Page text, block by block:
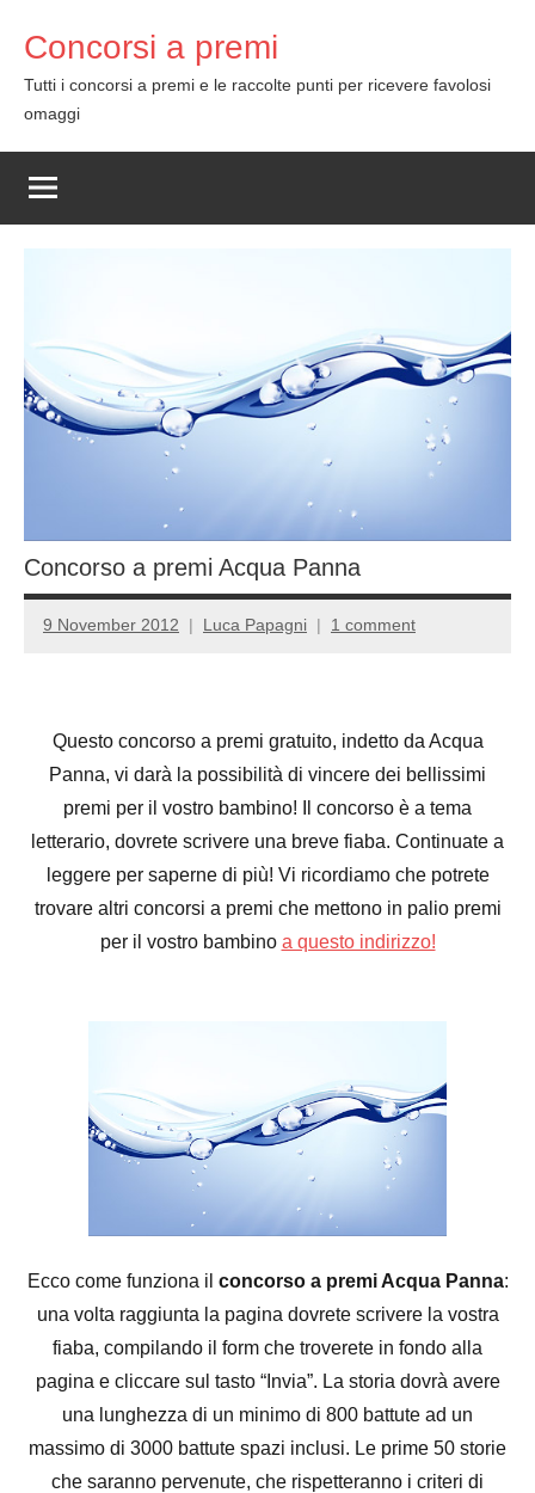
content
Concorsi a premi
Tutti i concorsi a premi e le raccolte punti per ricevere favolosi
omaggi
Concorso a premi Acqua Panna
9 November 2012 Luca Papagni 1 comment
Questo concorso a premi gratuito, indetto da Acqua
Panna, vi darà la possibilità di vincere dei bellissimi
premi per il vostro bambino! Il concorso è a tema
letterario, dovrete scrivere una breve fiaba. Continuate a
leggere per saperne di più! Vi ricordiamo che potrete
trovare altri concorsi a premi che mettono in palio premi
per il vostro bambino a questo indirizzo!
Ecco come funziona il concorso a premi Acqua Panna:
una volta raggiunta la pagina dovrete scrivere la vostra
fiaba, compilando il form che troverete in fondo alla
pagina e cliccare sul tasto “Invia”. La storia dovrà avere
una lunghezza di un minimo di 800 battute ad un
massimo di 3000 battute spazi inclusi. Le prime 50 storie
che saranno pervenute, che rispetteranno i criteri di